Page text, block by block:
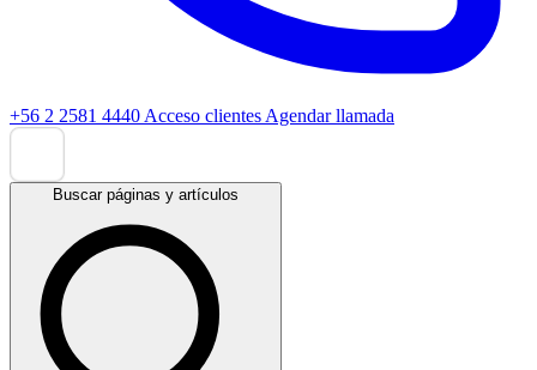
+56 2 2581 4440 Acceso clientes Agendar llamada
Buscar páginas y artículos